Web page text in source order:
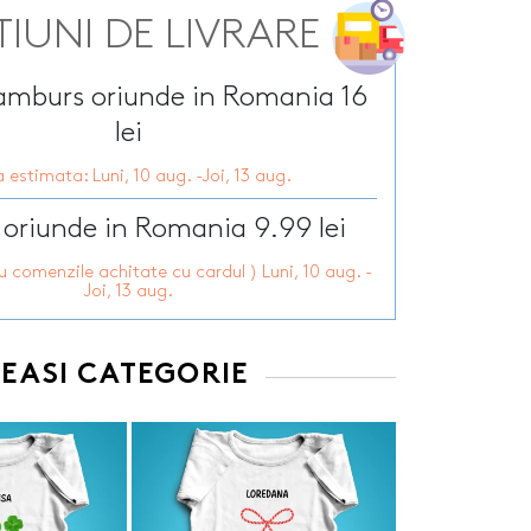
HOT
lumanări
Tocatoare personalizate
Trofee personalizate
Tablouri personalizate
DE LIVRARE
oriunde in Romania 16
lei
estimata: Luni, 10 aug. -Joi, 13 aug.
oriunde in Romania 9.99 lei
comenzile achitate cu cardul ) Luni, 10 aug. -
Joi, 13 aug.
CATEGORIE